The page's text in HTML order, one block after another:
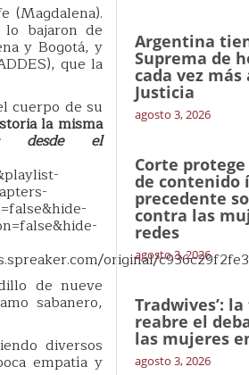
(Magdalena).
bajaron de
y Bogotá, y
que la
cuerpo de su
la misma
desde el
original/
de nueve
sabanero,
diversos
empatía y
Argentina
Suprema de
cada vez
Justicia
agosto 3, 2026
Corte
de contenido
precedente
contra las
redes
agosto 3, 2026
Tradwives’:
reabre el
las mujeres
agosto 3, 2026